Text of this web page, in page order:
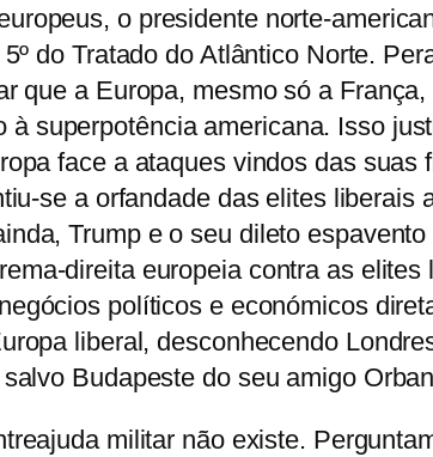
o presidente norte-
do Tratado do Atlântico Norte.
que a Europa, mesmo só a
à superpotência americana. Isso
face a ataques vindos das suas
se a orfandade das elites liberais
Trump e o seu dileto
direita europeia contra as elites
políticos e económicos
liberal, desconhecendo
Budapeste do seu amigo
militar não existe.